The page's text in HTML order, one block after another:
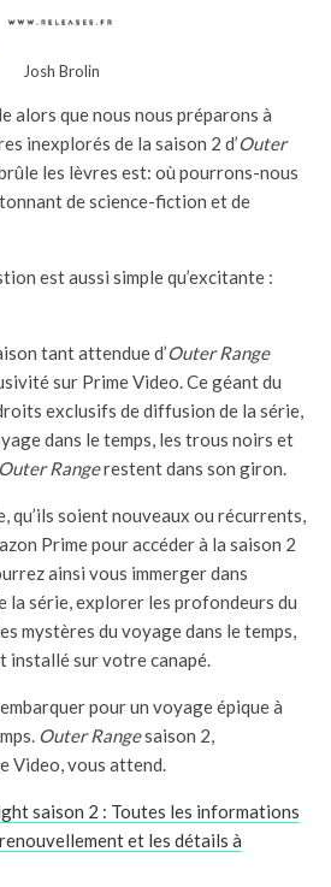
Josh Brolin
alors que nous nous préparons à
inexplorés de la saison 2 d’Outer
les lèvres est: où pourrons-nous
de science-fiction et de
est aussi simple qu’excitante :
tant attendue d’Outer Range
sur Prime Video. Ce géant du
exclusifs de diffusion de la série,
dans le temps, les trous noirs et
Outer Rangerestent dans son giron.
qu’ils soient nouveaux ou récurrents,
Prime pour accéder à la saison 2
ainsi vous immerger dans
la série, explorer les profondeurs du
mystères du voyage dans le temps,
sur votre canapé.
pour un voyage épique à
Outer Rangesaison 2,
Video, vous attend.
saison 2 : Toutes les informations
et les détails à